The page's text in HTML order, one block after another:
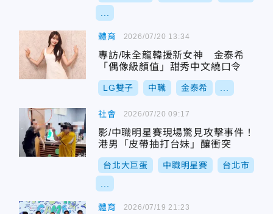
體育
專訪/味全龍韓援新女神 金泰希
「偶像級顏值」甜秀中文繞口令
LG雙子 中職 金泰希
2026/07/20 13:34
社會
影/中職明星賽現場驚見攻擊事件！
港男「皮帶抽打台妹」釀衝突
台北大巨蛋 中職明星賽 台北市
2026/07/20 09:17
體育 2026/07/19 21:23